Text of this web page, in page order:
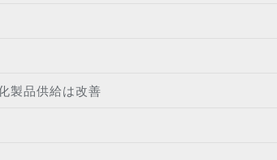
製品供給は改善